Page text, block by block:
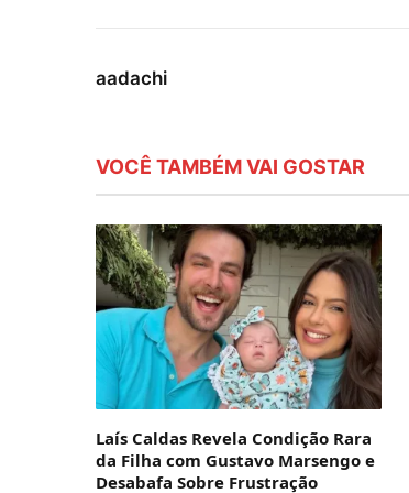
aadachi
VOCÊ TAMBÉM VAI GOSTAR
Laís Caldas Revela Condição Rara
da Filha com Gustavo Marsengo e
Desabafa Sobre Frustração